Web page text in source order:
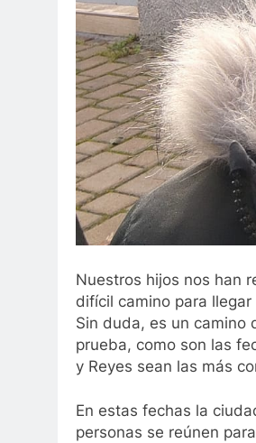
Nuestros hijos nos han
difícil camino para
Sin duda, es un camino
prueba, como son las
y Reyes sean las más
En estas fechas la
personas se reúnen